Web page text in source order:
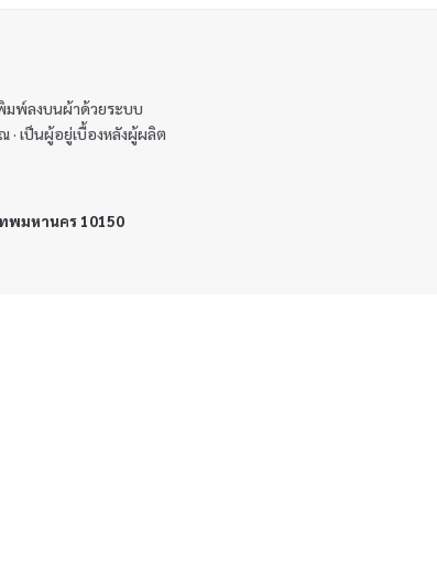
มพ์ลงบนผ้าด้วยระบบ
เป็นผู้อยู่เบื้องหลังผู้ผลิต
พมหานคร 10150